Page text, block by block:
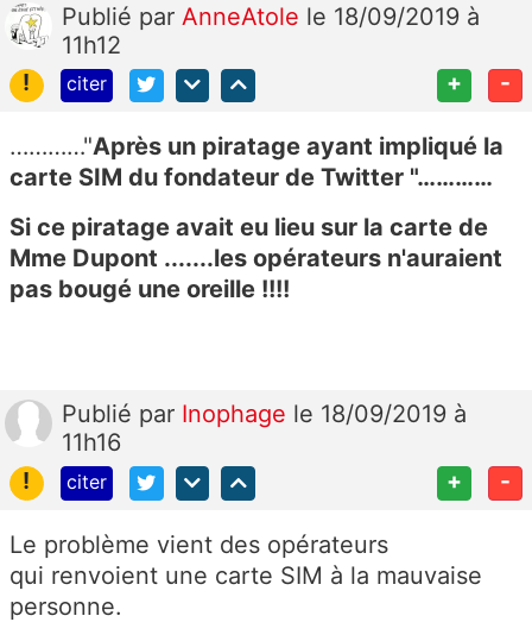
Publié par AnneAtole le 18/09/2019 à
11h12
!
citer + -
…………"Après un piratage ayant impliqué la
carte SIM du fondateur de Twitter "…………
Si ce piratage avait eu lieu sur la carte de
Mme Dupont .......les opérateurs n'auraient
pas bougé une oreille !!!!
Publié par Inophage le 18/09/2019 à
11h16
!
citer + -
Le problème vient des opérateurs
qui renvoient une carte SIM à la mauvaise
personne.